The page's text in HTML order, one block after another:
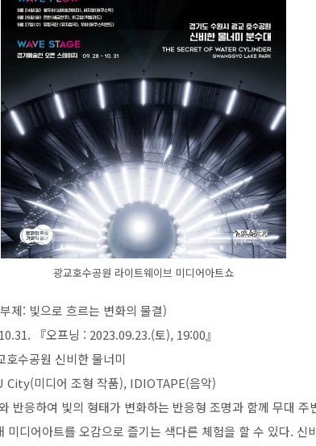
광교호수공원 라이트웨이브 미디어아트쇼
제: 빛으로 흐르는 변화의 물결)
『오프닝 : 2023.09.23.(토), 19:00』
수공원 신비한 물너미
City(미디어 조형 작품), IDIOTAPE(음악)
반응하여 빛의 형태가 변화하는 반응형 조명과 함께 무대 주
미디어아트를 오감으로 즐기는 색다른 체험을 할 수 있다. 신